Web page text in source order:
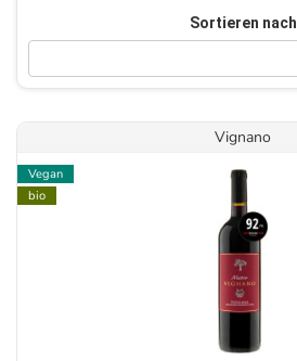
Sortieren nach
Vignano
Vegan
bio